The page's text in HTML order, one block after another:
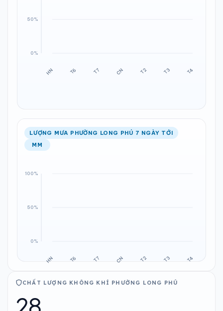
LƯỢNG MƯA PHƯỜNG LONG PHÚ 7 NGÀY TỚI
MM
CHẤT LƯỢNG KHÔNG KHÍ PHƯỜNG LONG PHÚ